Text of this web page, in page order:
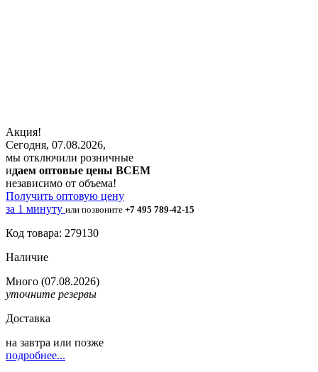
Акция!
Сегодня, 07.08.2026,
мы отключили розничные
идаем оптовые цены ВСЕМ
независимо от объема!
Получить оптовую цену
за 1 минуту или позвоните +7 495 789-42-15
Код товара: 279130
Наличие
Много (07.08.2026)
уточните резервы
Доставка
на завтра или позже
подробнее...